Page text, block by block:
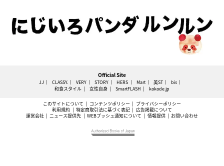
Official Site
JJ CLASSY. VERY STORY HERS Mart 美ST
bis
和食スタイル
女性自身 SmartFLASH kokode.jp
このサイトについて コンテンツポリシー
プライバシーポリシー
利用規約
特定商取引法に基づく表記
広告掲載について
運営会社
ニュース提供先 WEBプッシュ通知について 情報提供 お問い合わせ